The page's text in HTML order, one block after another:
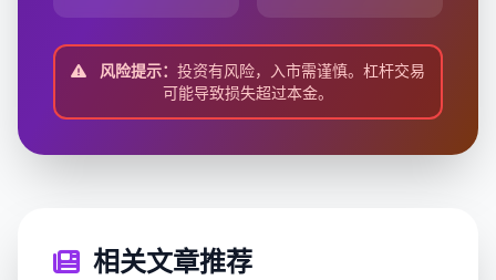
风险提示： 投资有风险，入市需谨慎。杠杆交易
可能导致损失超过本金。
相关文章推荐